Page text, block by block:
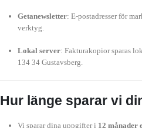
Getanewsletter: E-postadresser för
verktyg.
Lokal server: Fakturakopior sparas
134 34 Gustavsberg.
Hur länge sparar vi
Vi sparar dina uppgifter i 12 månader